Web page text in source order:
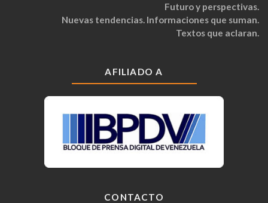
Futuro y perspectivas.
Nuevas tendencias. Informaciones que suman.
Textos que aclaran.
AFILIADO A
CONTACTO